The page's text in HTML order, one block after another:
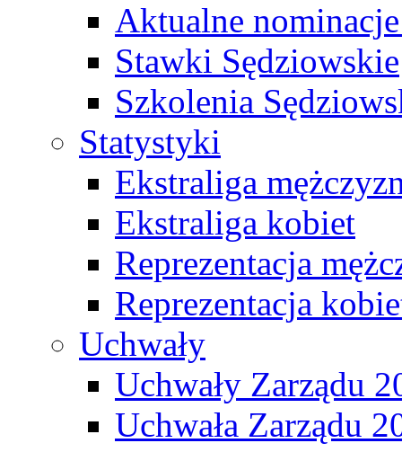
Aktualne
Stawki Sędziowskie
Szkolenia
Statystyki
Ekstraliga
Ekstraliga kobiet
Reprezentacja
Reprezentacja
Uchwały
Uchwały Zarządu
Uchwała Zarządu